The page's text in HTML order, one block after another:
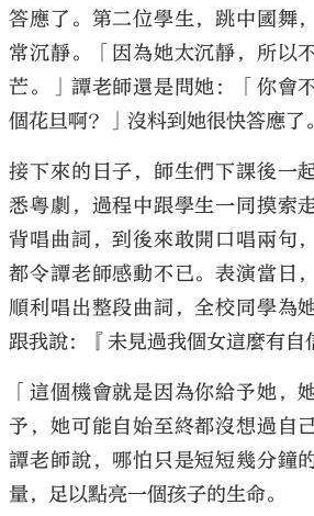
答應了。第二位學生，跳中國舞
常沉靜。「因為她太沉靜，所以
芒。」譚老師還是問她：「你會
個花旦啊？」沒料到她很快答應了。
接下來的日子，師生們下課後一
悉粵劇，過程中跟學生一同摸索
背唱曲詞，到後來敢開口唱兩句
都令譚老師感動不已。表演當日
順利唱出整段曲詞，全校同學為
跟我說：『未見過我個女這麼有自
「這個機會就是因為你給予她，
予，她可能自始至終都沒想過自
譚老師說，哪怕只是短短幾分鐘
量，足以點亮一個孩子的生命。